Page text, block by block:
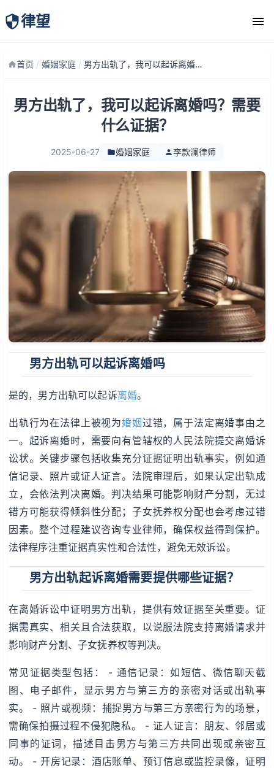
律望
律师团队
首页 / 婚姻家庭 / 男方出轨了，我可以起诉离婚吗？需要什么证据？
男方出轨了，我可以起诉离婚吗？需要
什么证据？
2025-06-27 婚姻家庭 李款澜律师
男方出轨可以起诉离婚吗
是的，男方出轨可以起诉离婚。
出轨行为在法律上被视为婚姻过错，属于法定离婚事由之
一。起诉离婚时，需要向有管辖权的人民法院提交离婚诉
讼状。关键步骤包括收集充分证据证明出轨事实，例如通
信记录、照片或证人证言。法院审理后，如果认定出轨成
立，会依法判决离婚。判决结果可能影响财产分割，无过
错方可能获得倾斜性分配；子女抚养权分配也会考虑过错
因素。整个过程建议咨询专业律师，确保权益得到保护。
法律程序注重证据真实性和合法性，避免无效诉讼。
男方出轨起诉离婚需要提供哪些证据？
在离婚诉讼中证明男方出轨，提供有效证据至关重要。证
据需真实、相关且合法获取，以说服法院支持离婚请求并
影响财产分割、子女抚养权等判决。
常见证据类型包括： - 通信记录：如短信、微信聊天截
图、电子邮件，显示男方与第三方的亲密对话或出轨事
实。 - 照片或视频：捕捉男方与第三方亲密行为的场景，
需确保拍摄过程不侵犯隐私。 - 证人证言：朋友、邻居或
同事的证词，描述目击男方与第三方共同出现或亲密互
动。 - 开房记录：酒店账单、预订信息或监控录像，证明